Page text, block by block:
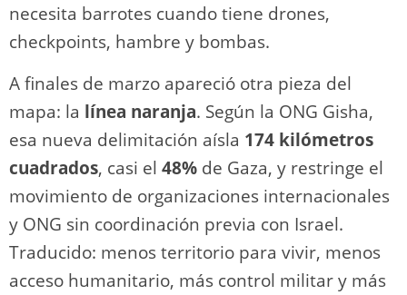
necesita barrotes cuando tiene drones,
checkpoints, hambre y bombas.
A finales de marzo apareció otra pieza del
mapa: la línea naranja. Según la ONG Gisha,
esa nueva delimitación aísla 174 kilómetros
cuadrados, casi el 48% de Gaza, y restringe el
movimiento de organizaciones internacionales
y ONG sin coordinación previa con Israel.
Traducido: menos territorio para vivir, menos
acceso humanitario, más control militar y más